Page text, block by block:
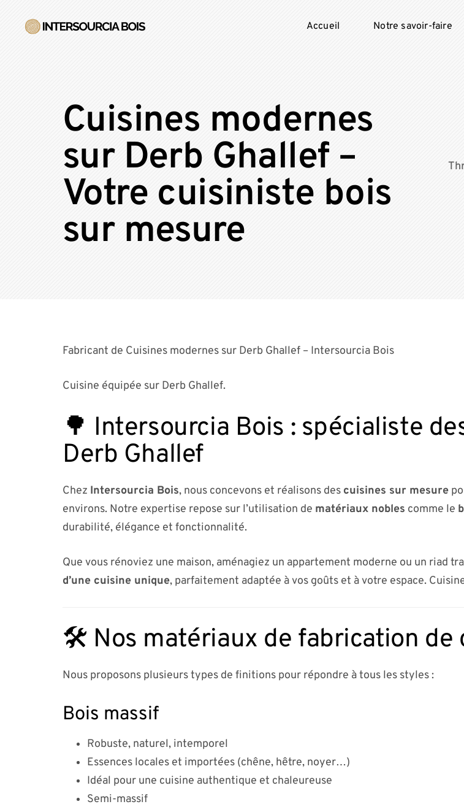
Accueil Notre savoir-faire
Cuisines modernes
sur Derb Ghallef –
Votre cuisiniste bois
sur mesure
Fabricant de Cuisines modernes sur Derb Ghallef – Intersourcia Bois
Cuisine équipée sur Derb Ghallef.
🌳 Intersourcia Bois : spécialiste
Derb Ghallef
Chez Intersourcia Bois, nous concevons et réalisons des cuisines sur mesure
environs. Notre expertise repose sur l’utilisation de matériaux nobles comme le
durabilité, élégance et fonctionnalité.
Que vous rénoviez une maison, aménagiez un appartement moderne ou un riad
d’une cuisine unique, parfaitement adaptée à vos goûts et à votre espace.
🛠️ Nos matériaux de fabrication de
Nous proposons plusieurs types de finitions pour répondre à tous les styles :
Bois massif
Robuste, naturel, intemporel
Essences locales et importées (chêne, hêtre, noyer…)
Idéal pour une cuisine authentique et chaleureuse
Semi-massif